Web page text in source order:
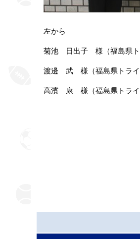
左から
菊池 日出子 様（福島県ト
渡邊 武 様（福島県トライ
高濱 康 様（福島県トライ